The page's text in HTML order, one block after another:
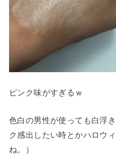
ピンク味がすぎるｗ
色白の男性が使っても白浮
ク感出したい時とかハロウ
ね。）